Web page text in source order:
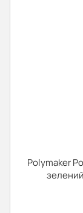
Polymaker